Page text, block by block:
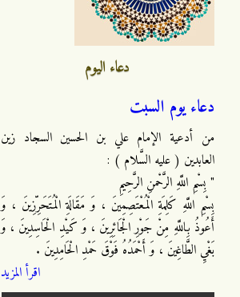
دعاء اليوم
دعاء يوم السبت
من أدعية الإمام علي بن الحسين السجاد زين
العابدين ( عليه السَّلام ) :
" بِسْمِ اللَّهِ الرَّحْمنِ الرَّحِيمِ
بِسْمِ اللَّهِ كَلِمَةِ الْمُعْتَصِمِينَ ، وَ مَقَالَةِ الْمُتَحَرِّزِينَ ، وَ
أَعُوذُ بِاللَّهِ مِنْ جَوْرِ الْجَائِرِينَ ، وَ كَيْدِ الْحَاسِدِينَ ، وَ
بَغْيِ الطَّاغِينَ ، وَ أَحْمَدُهُ فَوْقَ حَمْدِ الْحَامِدِينَ .
اقرأ المزيد